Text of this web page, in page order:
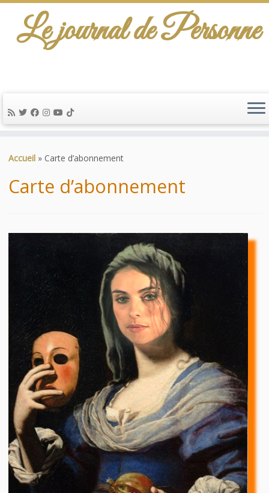
au
Le journal de Personne
Accueil » Carte d’abonnement
Carte d’abonnement